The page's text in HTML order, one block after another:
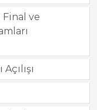
Final ve